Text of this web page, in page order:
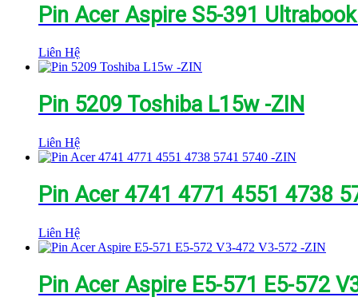
Pin Acer Aspire S5-391
Liên Hệ
Pin 5209 Toshiba L15w -ZIN
Liên Hệ
Pin Acer 4741 4771 4551 4738
Liên Hệ
Pin Acer Aspire E5-571 E5-572